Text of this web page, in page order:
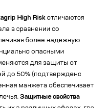
High Risk отличаются
в сравнении со
более надежную
опасными
для защиты от
до 50% (подтверждено
манжета обеспечивает
Защитные свойства